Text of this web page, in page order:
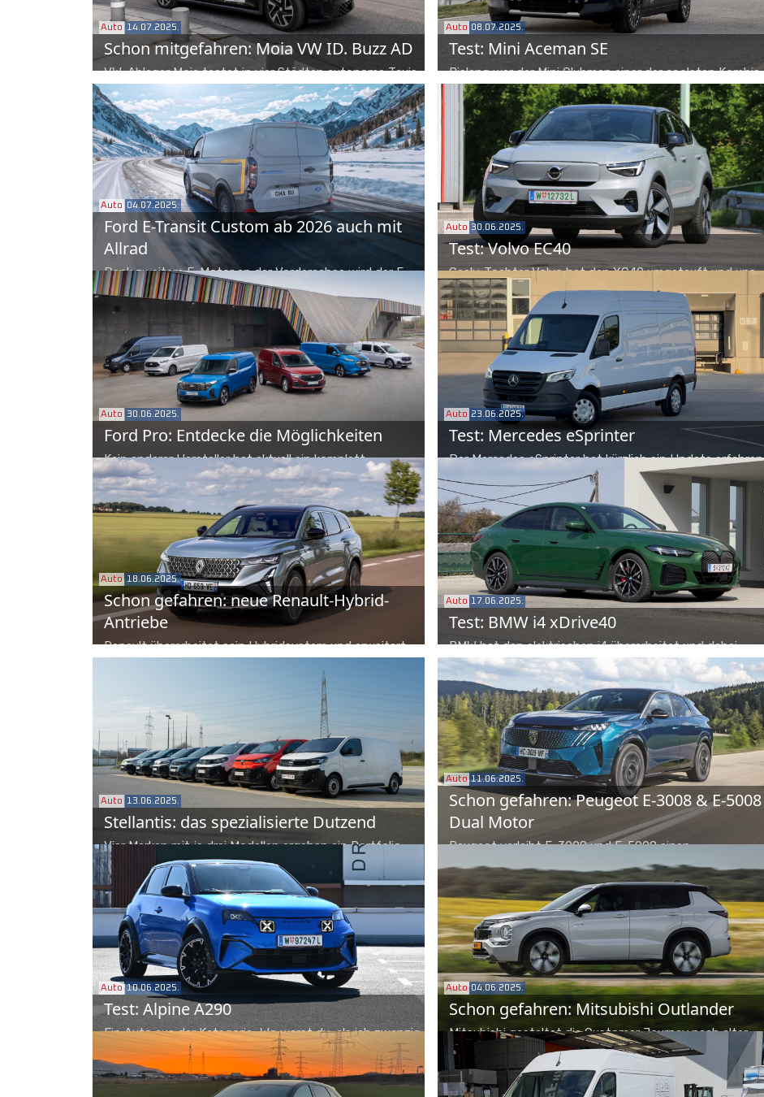
Auto 14.07.2025.
Schon mitgefahren: Moia VW ID. Buzz AD
VW-Ableger Moia testet in vier Städten autonome Taxis,
wir durften in Hamburg im selbstfahrenden VW ID. Buzz
Platz nehmen und staunen, wie weit die Technik bereits
ist.
Auto 08.07.2025.
Test: Mini Aceman SE
Bislang war der Mini Clubman einer der coolsten Kombis,
echter Nutzwert war nicht im Fokus. Mit dem Wegfall
des Shooting Brakes wurde die Lücke für den
vollelektrischen Aceman frei.
Auto 04.07.2025.
Ford E-Transit Custom ab 2026 auch mit
Allrad
Dank zweitem E-Motor an der Vorderachse wird der E-
Transit Custom demnächst zum Allradler. Auch der E-
Tourneo Custom AWD kann entsprechend bestellt
werden.
Auto 30.06.2025.
Test: Volvo EC40
Geely-Tochter Volvo hat den XC40 umgetauft und uns
den nunmehrigen EC40 zum Test überlassen. Womit
kann das kompakte SUV-Coupé im Segment punkten?
Auto 30.06.2025.
Ford Pro: Entdecke die Möglichkeiten
Kein anderer Hersteller hat aktuell ein komplett
elektrifiziertes Nutzfahrzeug-Portfolio mit gleich vier
unterschiedlichen Modellen. Ford überzeugt aber nicht
nur mit der Hardware, sondern auch der Ford Pro
Software.
Auto 23.06.2025.
Test: Mercedes eSprinter
Der Mercedes eSprinter hat kürzlich ein Update erfahren
und kommt nun mit drei Batteriegrößen, um möglichst
viele Bedürfnisse abzudecken. Überzeugend auch die
Variantenvielfalt.
Auto 18.06.2025.
Schon gefahren: neue Renault-Hybrid-
Antriebe
Renault überarbeitet sein Hybridsystem und erweitert
es auf drei eigenständige Varianten. Auf Probefahrt im
Symbioz und Espace.
Auto 17.06.2025.
Test: BMW i4 xDrive40
BMW hat den elektrischen i4 überarbeitet und dabei
einige Details nachgeschärft. Im Praxistest weiß das
Paket zu gefallen, auch wegen des schnellen Ladens
und des großen Kofferraums.
Auto 13.06.2025.
Stellantis: das spezialisierte Dutzend
Vier Marken mit je drei Modellen ergeben ein Portfolio,
mit dem sich Stellantis zum Marktführer im Segment der
leichten Nutzfahrzeuge aufgeschwungen hat. Auf den
Lorbeeren ausruhen ist aber nicht drin: 4x4-Partner
Dangel liefert eine elektrische Hinterachse und
Wasserstoff ist ebenso noch ein Thema.
Auto 11.06.2025.
Schon gefahren: Peugeot E-3008 & E-5008
Dual Motor
Peugeot verleiht E-3008 und E-5008 einen
Allradantrieb, extrem wichtig in einem gebirgigen Land
wie Österreich. Die Erwartungen sind hoch.
Auto 10.06.2025.
Test: Alpine A290
Ein Auto aus der Kategorie „Wo warst du, als ich zwanzig
war?“ Die Alpine A290 liefert den Beweis, dass Kraft
und Agilität einander keineswegs ausschließen. Und gibt
Auto 04.06.2025.
Schon gefahren: Mitsubishi Outlander
Mitsubishi gestaltet die Customer Journey nach alter
Japaner Sitte: Extras müssen beim Outlander nicht
mühsam abgewogen werden, eine der vier Linien wird